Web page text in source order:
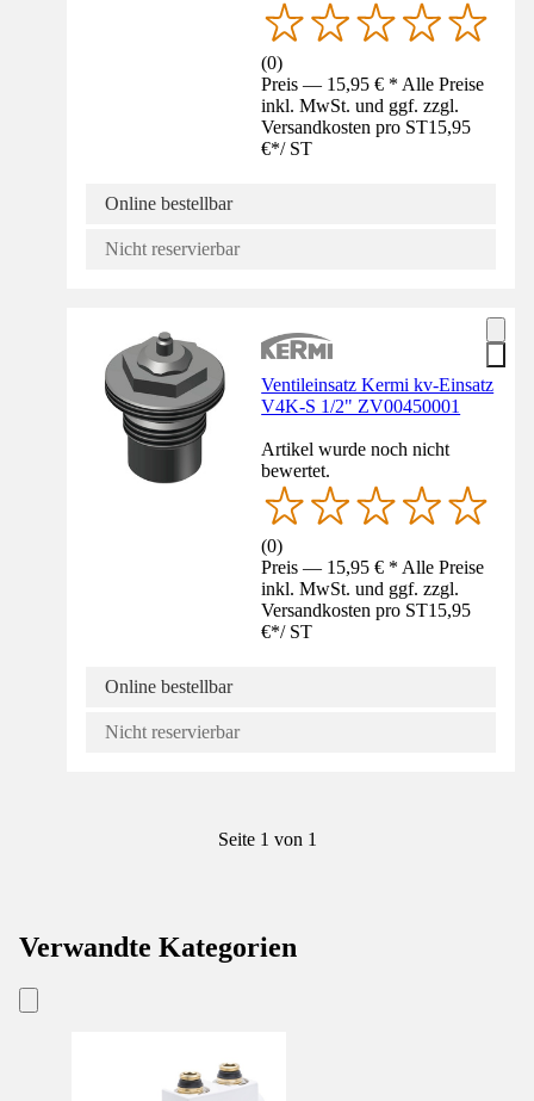
(0)
Preis — 15,95 € * Alle Preise
inkl. MwSt. und ggf. zzgl.
Versandkosten pro ST15,95
€*/ ST
Online bestellbar
Nicht reservierbar
Ventileinsatz Kermi kv-Einsatz
V4K-S 1/2" ZV00450001
Artikel wurde noch nicht
bewertet.
(0)
Preis — 15,95 € * Alle Preise
inkl. MwSt. und ggf. zzgl.
Versandkosten pro ST15,95
€*/ ST
Online bestellbar
Nicht reservierbar
Seite 1 von 1
Verwandte Kategorien